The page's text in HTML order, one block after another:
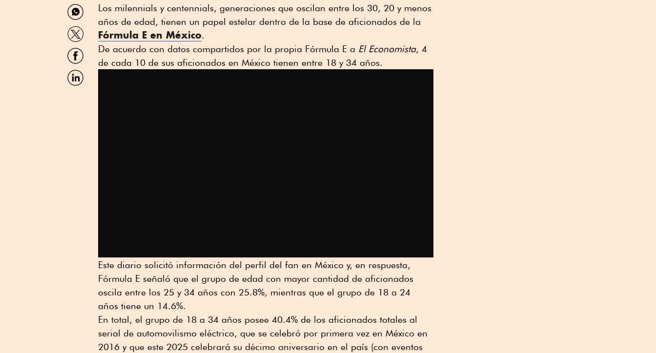
Compartir
por
WhatsApp
Compartir
por
Twitter
Compartir
por
Facebook
Compartir
por
Los milennials y centennials, generaciones que oscilan entre los 30, 20 y menos
años de edad, tienen un papel estelar dentro de la base de aficionados de la
Fórmula E en México.
De acuerdo con datos compartidos por la propia Fórmula E a El Economista, 4
de cada 10 de sus aficionados en México tienen entre 18 y 34 años.
Este diario solicitó información del perfil del fan en México y, en respuesta,
Fórmula E señaló que el grupo de edad con mayor cantidad de aficionados
oscila entre los 25 y 34 años con 25.8%, mientras que el grupo de 18 a 24
años tiene un 14.6%.
En total, el grupo de 18 a 34 años posee 40.4% de los aficionados totales al
serial de automovilismo eléctrico, que se celebró por primera vez en México en
2016 y que este 2025 celebrará su décimo aniversario en el país (con eventos